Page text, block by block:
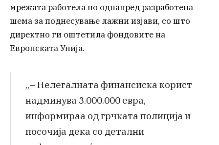
мрежата работела по однапред разработена
шема за поднесување лажни изјави, со што
директно ги оштетила фондовите на
Европската Унија.
„– Нелегалната финансиска корист
надминува 3.000.000 евра,
информираа од грчката полиција и
посочија дека со детални